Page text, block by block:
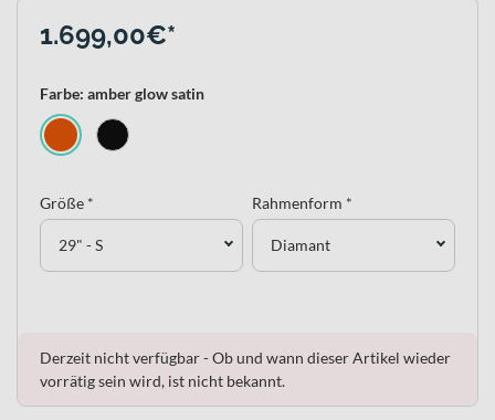
1.699,00€*
Farbe: amber glow satin
Größe *
29" - S
Rahmenform *
Diamant
Derzeit nicht verfügbar - Ob und wann dieser Artikel wieder
vorrätig sein wird, ist nicht bekannt.